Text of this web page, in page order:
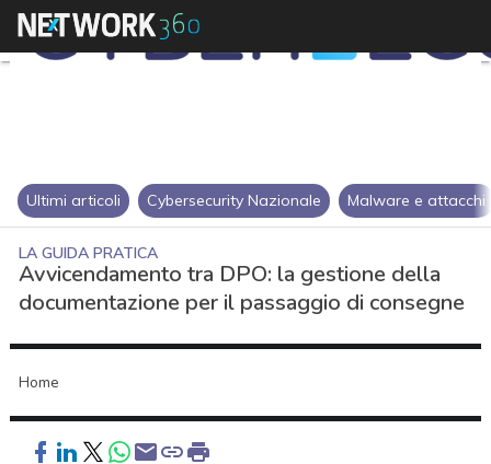
Ultimi articoli Cybersecurity Nazionale Malware e attacchi
LA GUIDA PRATICA
Avvicendamento tra DPO: la gestione della
documentazione per il passaggio di consegne
Home